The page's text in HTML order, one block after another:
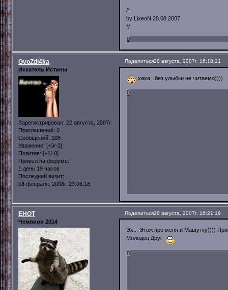
/*
by LixeoN 28.08.2007
*/
0
Поделиться28 августа, 2007г. 16:18:21
GvoZdi4ka
Искатель Истины
Зарегистрирован: 22 августа, 2007г.
Приглашений: 0
Сообщений: 108
Уважение: [+3/-2]
Позитив: [+1/-0]
Провел на форуме:
1 день 19 часов
Последний визит:
18 февраля, 2008г. 23:06:18
хаха...без улыбки не читаемо))))
0
Поделиться28 августа, 2007г. 16:21:19
EHOT
Чемпион 2014
Эх... Этож про меня и Машутку))))
Молодец Друг
0